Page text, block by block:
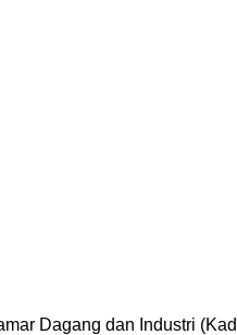
Dagang dan Industri